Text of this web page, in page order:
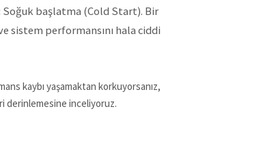
Soğuk başlatma (Cold Start). Bir
sistem performansını hala ciddi
kaybı yaşamaktan korkuyorsanız,
derinlemesine inceliyoruz.